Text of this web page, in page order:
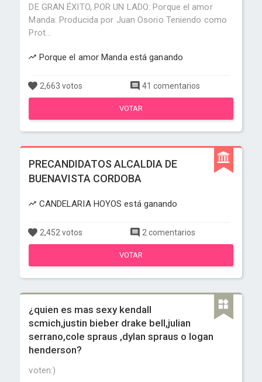
DE GRAN ÉXITO, POR UN LADO: Porque el amor
Manda: Producida por Juan Osorio Teniendo como
Prot...
Porque el amor Manda está ganando
2,663 votos 41 comentarios
VOTAR
PRECANDIDATOS ALCALDIA DE
BUENAVISTA CORDOBA
CANDELARIA HOYOS está ganando
2,452 votos 2 comentarios
VOTAR
¿quien es mas sexy kendall
scmich,justin bieber drake bell,julian
serrano,cole spraus ,dylan spraus o logan
henderson?
voten:)